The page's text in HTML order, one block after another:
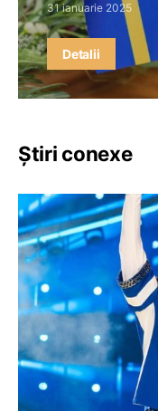
31 ianuarie 2025
Detalii
Știri conexe